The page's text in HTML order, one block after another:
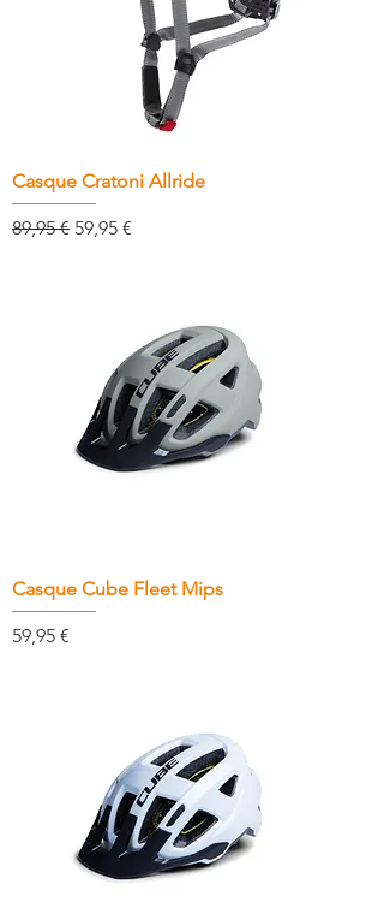
Casque Cratoni Allride
Prix original
89,95 € Prix promotionnel
59,95 €
Casque Cube Fleet Mips
Prix
59,95 €